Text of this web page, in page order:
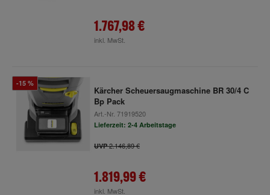
1.767,98 €
inkl. MwSt.
-15 %
Kärcher Scheuersaugmaschine BR 30/4 C
Bp Pack
Art.-Nr. 71919520
Lieferzeit: 2-4 Arbeitstage
UVP2.146,89 €
1.819,99 €
inkl. MwSt.